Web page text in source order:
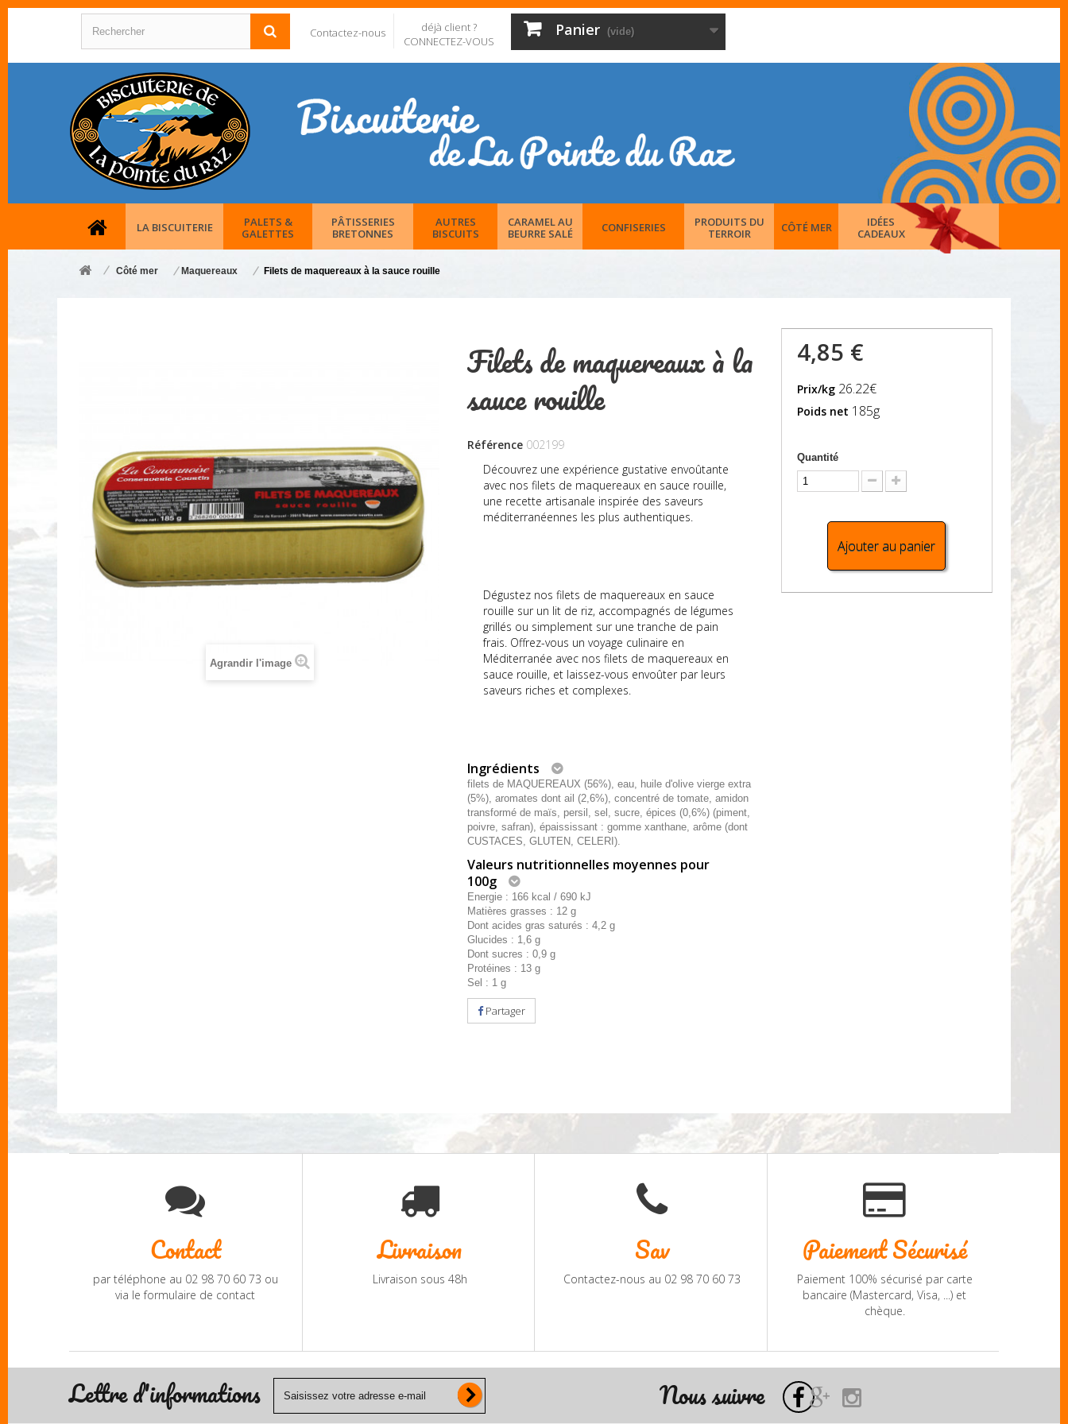
Contactez-nous
déjà client ?
CONNECTEZ-VOUS
Panier (vide)
LA BISCUITERIE
PALETS &
GALETTES
PÂTISSERIES
BRETONNES
AUTRES
BISCUITS
CARAMEL AU
BEURRE SALÉ
CONFISERIES
PRODUITS DU
TERROIR
CÔTÉ MER
IDÉES
CADEAUX
Côté mer Maquereaux Filets de maquereaux à la sauce rouille
Agrandir l'image
Filets de maquereaux à la
sauce rouille
Référence 002199
Découvrez une expérience gustative envoûtante
avec nos filets de maquereaux en sauce rouille,
une recette artisanale inspirée des saveurs
méditerranéennes les plus authentiques.
Dégustez nos filets de maquereaux en sauce
rouille sur un lit de riz, accompagnés de légumes
grillés ou simplement sur une tranche de pain
frais. Offrez-vous un voyage culinaire en
Méditerranée avec nos filets de maquereaux en
sauce rouille, et laissez-vous envoûter par leurs
saveurs riches et complexes.
Ingrédients
filets de MAQUEREAUX (56%), eau, huile d'olive vierge extra
(5%), aromates dont ail (2,6%), concentré de tomate, amidon
transformé de maïs, persil, sel, sucre, épices (0,6%) (piment,
poivre, safran), épaississant : gomme xanthane, arôme (dont
CUSTACES, GLUTEN, CELERI).
Valeurs nutritionnelles moyennes pour
100g
Energie : 166 kcal / 690 kJ
Matières grasses : 12 g
Dont acides gras saturés : 4,2 g
Glucides : 1,6 g
Dont sucres : 0,9 g
Protéines : 13 g
Sel : 1 g
Partager
4,85 €
Prix/kg 26.22€
Poids net 185g
Quantité
Ajouter au panier
Contact
par téléphone au 02 98 70 60 73 ou
via le formulaire de contact
Livraison
Livraison sous 48h
Sav
Contactez-nous au 02 98 70 60 73
Paiement Sécurisé
Paiement 100% sécurisé par carte
bancaire (Mastercard, Visa, ...) et
chèque.
Lettre d'informations Nous suivre